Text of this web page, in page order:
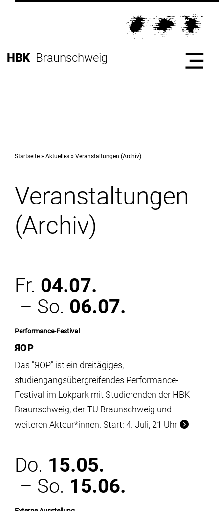
Inhalt
zur
Direkt
HBK Braunschweig
Hochschule
Studium
Institute
Infrastruktur
Startseite Aktuelles Veranstaltungen (Archiv)
Veranstaltungen
(Archiv)
Fr. 04.07.
– So. 06.07.
Performance-Festival
ЯOP
Das "ЯOP" ist ein dreitägiges,
studiengangsübergreifendes Performance-
Festival im Lokpark mit Studierenden der HBK
Braunschweig, der TU Braunschweig und
weiteren Akteur*innen. Start: 4. Juli, 21 Uhr
Do. 15.05.
– So. 15.06.